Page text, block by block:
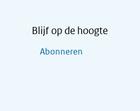
Blijf op de hoogte
Abonneren